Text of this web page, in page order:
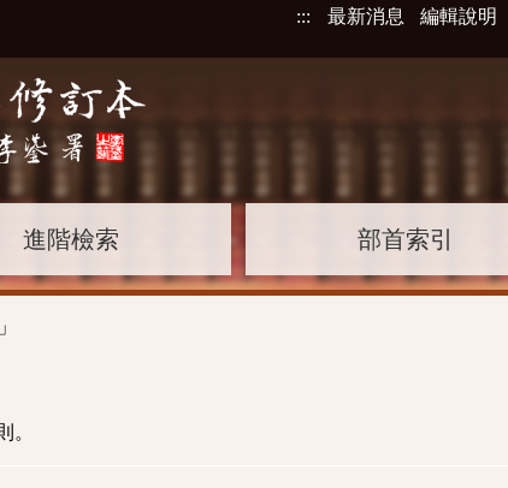
::: 最新消息 編輯說明
進階檢索 部首索引
」
。